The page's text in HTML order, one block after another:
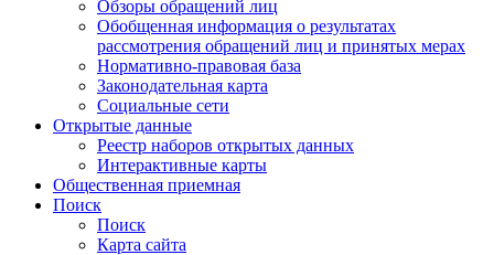
Обзоры обращений лиц
Обобщенная информация о результатах
рассмотрения обращений лиц и принятых мерах
Нормативно-правовая база
Законодательная карта
Социальные сети
Открытые данные
Реестр наборов открытых данных
Интерактивные карты
Общественная приемная
Поиск
Поиск
Карта сайта